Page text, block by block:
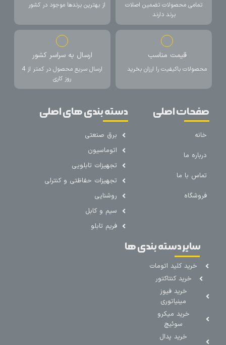
تمامی محصولات تضمین اصلات
برند دارند
از بهترین برندها موجود در کشور
قیمت مناسب
محصولات باکیفیت را ارزان بخرید
ارسال به سراسر کشور
ارسال سریع محصول در کمتر از 4
روز کاری
صفحات اصلی
خانه
درباره ما
تماس با ما
فروشگاه
دسته بندی های اصلی
برق صنعتی
اتوماسیون
تجهیزات تابلویی
تجهیزات حفاظتی و کنترلی
روشنایی
سیم و کابل
فریم تابلو
سایر دسته بندی ها
خرید کلید اتومات
خرید کنتاکتور
خرید فیوز
مینیاتوری
خرید میکرو
سوئیچ
خرید پدال